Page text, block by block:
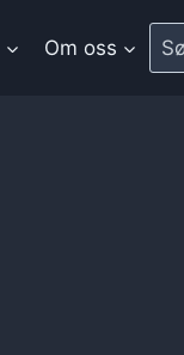
Om oss